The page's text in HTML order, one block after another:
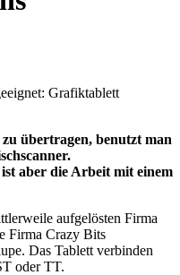
Grafiktablett
übertragen, benutzt man
aber die Arbeit mit einem
aufgelösten Firma
Firma Crazy Bits
Das Tablett verbinden
oder TT.